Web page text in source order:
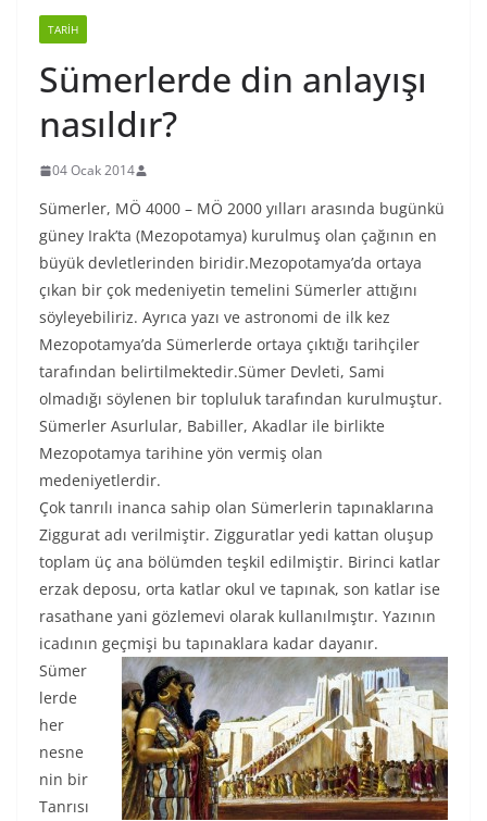
TARIH
Sümerlerde din anlayışı
nasıldır?
04 Ocak 2014
Sümerler, MÖ 4000 – MÖ 2000 yılları arasında bugünkü
güney Irak’ta (Mezopotamya) kurulmuş olan çağının en
büyük devletlerinden biridir.Mezopotamya’da ortaya
çıkan bir çok medeniyetin temelini Sümerler attığını
söyleyebiliriz. Ayrıca yazı ve astronomi de ilk kez
Mezopotamya’da Sümerlerde ortaya çıktığı tarihçiler
tarafından belirtilmektedir.Sümer Devleti, Sami
olmadığı söylenen bir topluluk tarafından kurulmuştur.
Sümerler Asurlular, Babiller, Akadlar ile birlikte
Mezopotamya tarihine yön vermiş olan
medeniyetlerdir.
Çok tanrılı inanca sahip olan Sümerlerin tapınaklarına
Ziggurat adı verilmiştir. Zigguratlar yedi kattan oluşup
toplam üç ana bölümden teşkil edilmiştir. Birinci katlar
erzak deposu, orta katlar okul ve tapınak, son katlar ise
rasathane yani gözlemevi olarak kullanılmıştır. Yazının
icadının geçmişi bu tapınaklara kadar dayanır.
Sümer
lerde
her
nesne
nin bir
Tanrısı